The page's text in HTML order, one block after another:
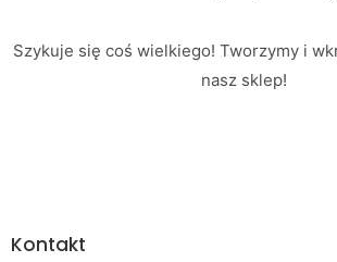
Szykuje się coś wielkiego! Tworzymy i
nasz sklep!
Kontakt